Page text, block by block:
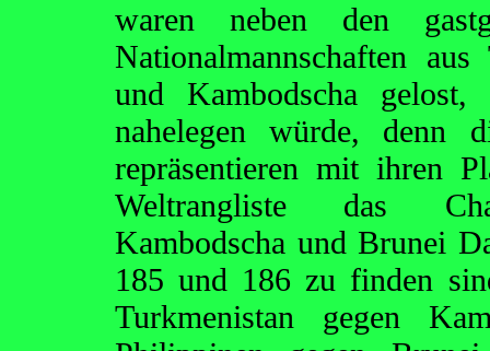
waren neben den
Nationalmannschaften
und Kambodscha gelost,
nahelegen würde, denn
repräsentieren mit ihren
Weltrangliste das
Kambodscha und Brunei
185 und 186 zu finden
Turkmenistan gegen